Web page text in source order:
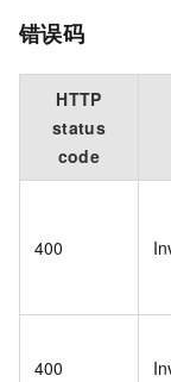
错误码
HTTP
status
code
400
400